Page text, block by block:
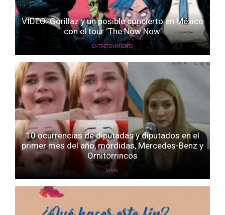
VIDEO: Gorillaz y un posible concierto en México
con el tour ‘The Now Now’
ENTRETENIMIENTO
10 ocurrencias de diputadas y diputados en el
primer mes del año, mordidas, Mercedes-Benz y
Ornitorrincos
VIRAL